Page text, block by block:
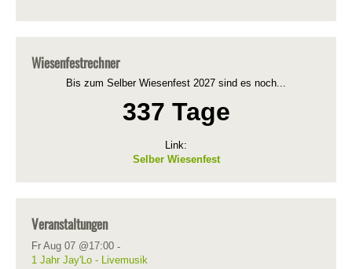
Wiesenfestrechner
Bis zum Selber Wiesenfest 2027 sind es noch...
337 Tage
Link:
Selber Wiesenfest
Veranstaltungen
Fr Aug 07 @17:00 -
1 Jahr Jay'Lo - Livemusik